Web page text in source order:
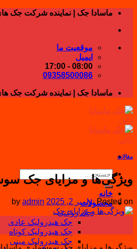
Skip
content
ماسادا جک | نماینده شرکت جک
موقعیت ما
ایمیل
08:00 - 17:00
09358500086
ماسادا جک | نماینده شرکت جک
جستجو
برای:
خانه
محصولات
جک روغنی
جک هیدرولیک عادی
جک هیدرولیک کوتاه
جک هیدرولیک مینی
مقالات
ویژگی‌ها و مزایای جک
Posted on نوامبر 2, 2025 by admin
ویژگی‌ها و مزایای جک سوسماری ماسادا